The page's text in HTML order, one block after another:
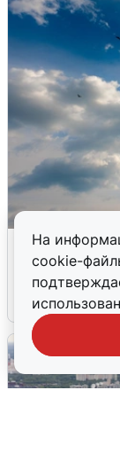
На
cookie-
МЧС
грохоте
7 августа 0